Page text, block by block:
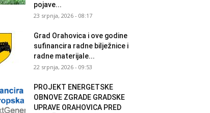
pojave...
23 srpnja, 2026 - 08:17
Grad Orahovica i ove godine
sufinancira radne bilježnice i
radne materijale...
22 srpnja, 2026 - 09:53
PROJEKT ENERGETSKE
OBNOVE ZGRADE GRADSKE
UPRAVE ORAHOVICA PRED